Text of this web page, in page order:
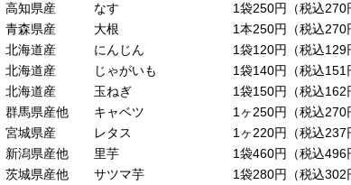
高知県産 なす 1袋250円（税込270円
青森県産 大根 1本250円（税込270円
北海道産 にんじん 1袋120円（税込129円
北海道産 じゃがいも 1袋140円（税込151円
北海道産 玉ねぎ 1袋150円（税込162円
群馬県産他 キャベツ 1ヶ250円（税込270円
宮城県産 レタス 1ヶ220円（税込237円
新潟県産他 里芋 1袋460円（税込496円
茨城県産他 サツマ芋 1袋280円（税込302